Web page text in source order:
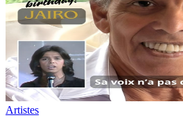
Artistes